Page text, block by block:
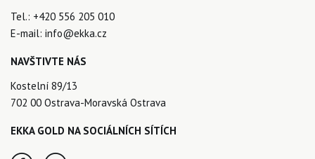
Tel.: +420 556 205 010
E-mail: info@ekka.cz
NAVŠTIVTE NÁS
Kostelní 89/13
702 00 Ostrava-Moravská Ostrava
EKKA GOLD NA SOCIÁLNÍCH SÍTÍCH